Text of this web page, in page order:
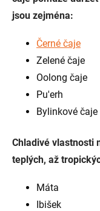
jsou zejména:
Černé čaje
Zelené čaje
Oolong čaje
Pu'erh
Bylinkové čaje
Chladivé vlastnosti
teplých, až
Máta
Ibišek